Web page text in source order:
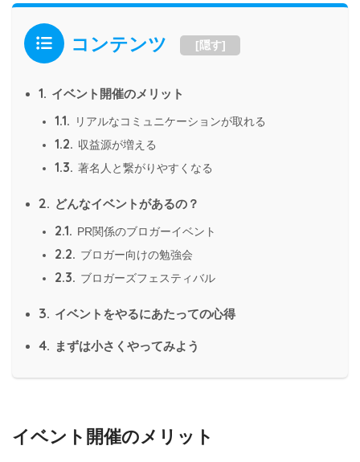
コンテンツ [隠す]
1. イベント開催のメリット
1.1. リアルなコミュニケーションが取れる
1.2. 収益源が増える
1.3. 著名人と繋がりやすくなる
2. どんなイベントがあるの？
2.1. PR関係のブロガーイベント
2.2. ブロガー向けの勉強会
2.3. ブロガーズフェスティバル
3. イベントをやるにあたっての心得
4. まずは小さくやってみよう
イベント開催のメリット